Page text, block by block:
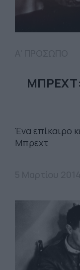
ΜΠΡΕΧΤ:
Ένα επίκαιρο
Μπρεχτ